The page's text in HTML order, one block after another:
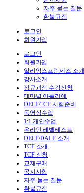
자주 묻는 질문
환불규정
로그인
회원가입
로그인
회원가입
알리앙스프랑세즈 소개
강사소개
정규과정 수강신청
테마별 아틀리에
DELF/TCF 시험준비
동영상수업
1:1 개인수업
온라인 레벨테스트
DELF/DALF 소개
TCF 소개
TCF 신청
교재구매
공지사항
자주 묻는 질문
환불규정